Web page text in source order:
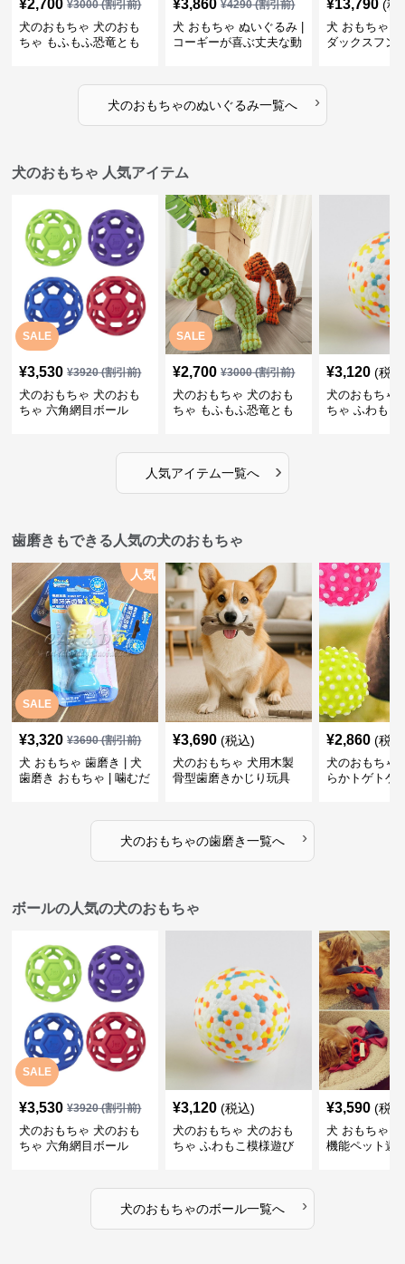
¥2,700 ¥3000(割引前)
犬のおもちゃ 犬のおも
ちゃ もふもふ恐竜とも
¥3,860 ¥4290(割引前)
犬 おもちゃ ぬいぐるみ |
コーギーが喜ぶ丈夫な動
¥13,790 (税
犬 おもちゃ
ダックスフン
犬のおもちゃのぬいぐるみ一覧へ ›
犬のおもちゃ 人気アイテム
SALE
¥3,530 ¥3920(割引前)
犬のおもちゃ 犬のおも
ちゃ 六角網目ボール
SALE
¥2,700 ¥3000(割引前)
犬のおもちゃ 犬のおも
ちゃ もふもふ恐竜とも
¥3,120 (税
犬のおもちゃ
ちゃ ふわもこ
人気アイテム一覧へ ›
歯磨きもできる人気の犬のおもちゃ
SALE
人気
¥3,320 ¥3690(割引前)
犬 おもちゃ 歯磨き | 犬
歯磨き おもちゃ | 噛むだ
¥3,690 (税込)
犬のおもちゃ 犬用木製
骨型歯磨きかじり玩具
¥2,860 (税
犬のおもちゃ
らかトゲトゲ
犬のおもちゃの歯磨き一覧へ ›
ボールの人気の犬のおもちゃ
SALE
¥3,530 ¥3920(割引前)
犬のおもちゃ 犬のおも
ちゃ 六角網目ボール
¥3,120 (税込)
犬のおもちゃ 犬のおも
ちゃ ふわもこ模様遊び
¥3,590 (税
犬 おもちゃ
機能ペット遊
犬のおもちゃのボール一覧へ ›